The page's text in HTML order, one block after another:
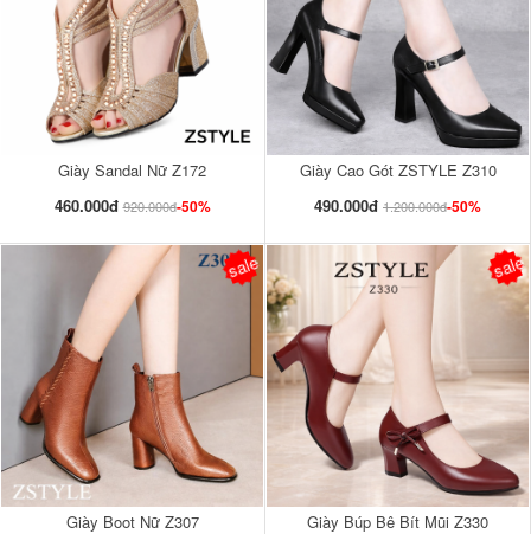
Giày Sandal Nữ Z172
460.000đ 920.000đ-50%
Giày Cao Gót ZSTYLE Z310
490.000đ 1.200.000đ-50%
Giày Boot Nữ Z307
sale
Giày Búp Bê Bít Mũi Z330
sale